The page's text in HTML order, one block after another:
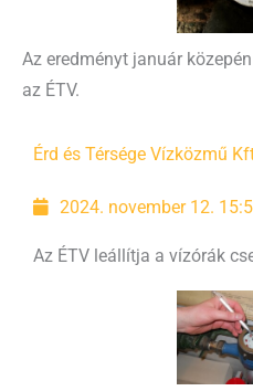
Az eredményt január
az ÉTV.
Érd és Térsége Vízközmű
2024. november 12.
Az ÉTV leállítja a vízórák